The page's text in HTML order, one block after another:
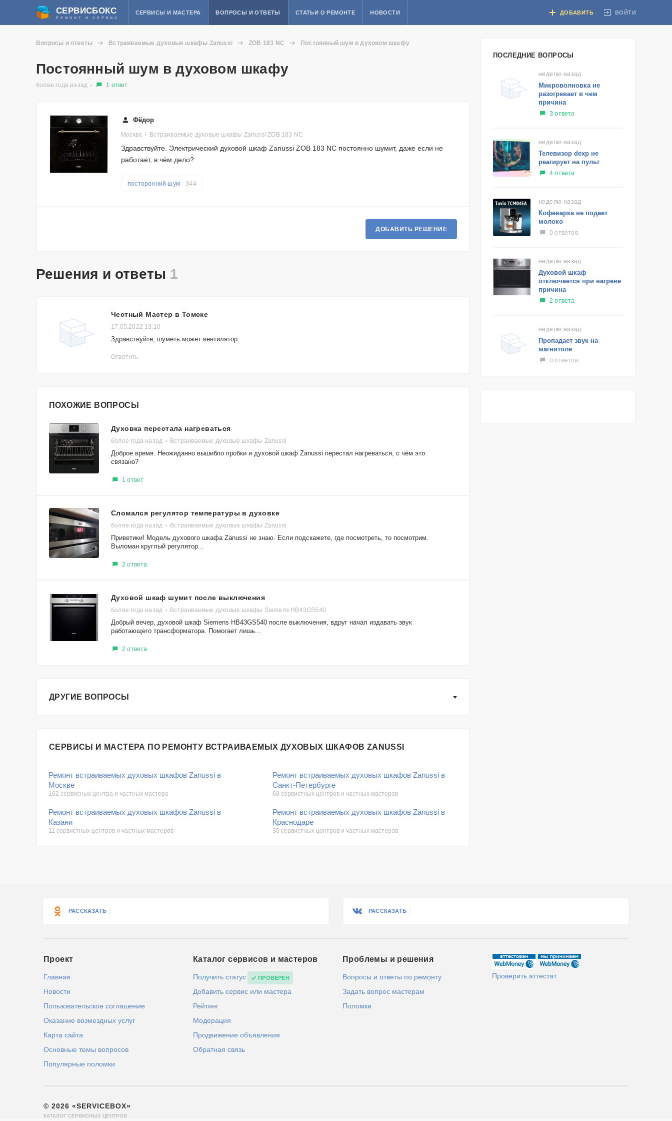
СЕРВИСБОКС
РЕМОНТ И СЕРВИС
ВОЙТИ
СЕРВИСЫ И МАСТЕРА ВОПРОСЫ И ОТВЕТЫ СТАТЬИ О РЕМОНТЕ НОВОСТИ ДОБАВИТЬ
Вопросы и ответы Встраиваемые духовые шкафы Zanussi ZOB 183 NC Постоянный шум в духовом шкафу
Постоянный шум в духовом шкафу
более года назад 1 ответ
ПОСЛЕДНИЕ ВОПРОСЫ
неделю назад
Микроволновка не
разогревает в чем
причина
3 ответа
неделю назад
Телевизор dexp не
реагирует на пульт
4 ответа
неделю назад
Кофеварка не подает
молоко
0 ответов
неделю назад
Духовой шкаф
отключается при нагреве
причина
2 ответа
неделю назад
Пропадает звук на
магнитоле
0 ответов
Фёдор
Москва Встраиваемые духовые шкафы Zanussi ZOB 183 NC
Здравствуйте. Электрический духовой шкаф Zanussi ZOB 183 NC постоянно шумит, даже если не
работает, в чём дело?
посторонний шум 344
ДОБАВИТЬ РЕШЕНИЕ
Решения и ответы 1
Честный Мастер в Томске
17.05.2022 13:10
Здравствуйте, шуметь может вентилятор.
Ответить
ПОХОЖИЕ ВОПРОСЫ
Духовка перестала нагреваться
более года назад Встраиваемые духовые шкафы Zanussi
Доброе время. Неожиданно вышибло пробки и духовой шкаф Zanussi перестал нагреваться, с чём это
связано?
1 ответ
Сломался регулятор температуры в духовке
более года назад Встраиваемые духовые шкафы Zanussi
Приветики! Модель духового шкафа Zanussi не знаю. Если подскажете, где посмотреть, то посмотрим.
Выломан круглый регулятор...
2 ответа
Духовой шкаф шумит после выключения
более года назад Встраиваемые духовые шкафы Siemens HB43GS540
Добрый вечер, духовой шкаф Siemens HB43GS540 после выключения, вдруг начал издавать звук
работающего трансформатора. Помогает лишь...
2 ответа
ДРУГИЕ ВОПРОСЫ
СЕРВИСЫ И МАСТЕРА ПО РЕМОНТУ ВСТРАИВАЕМЫХ ДУХОВЫХ ШКАФОВ ZANUSSI
Ремонт встраиваемых духовых шкафов Zanussi в
Москве
162 сервисных центра и частных мастера
Ремонт встраиваемых духовых шкафов Zanussi в
Санкт-Петербурге
68 сервистных центров и частных мастеров
Ремонт встраиваемых духовых шкафов Zanussi в
Казани
11 сервистных центров и частных мастеров
Ремонт встраиваемых духовых шкафов Zanussi в
Краснодаре
30 сервистных центров и частных мастеров
РАССКАЗАТЬ РАССКАЗАТЬ
Проект
Главная
Новости
Пользовательское соглашение
Оказание возмездных услуг
Карта сайта
Основные темы вопросов
Популярные поломки
Каталог сервисов и мастеров
Получить статус ПРОВЕРЕН
Добавить сервис или мастера
Рейтинг
Модерация
Продвижение объявления
Обратная связь
Проблемы и решения
Вопросы и ответы по ремонту
Задать вопрос мастерам
Поломки
Проверить аттестат
© 2026 «SERVICEBOX»
КАТАЛОГ СЕРВИСНЫХ ЦЕНТРОВ